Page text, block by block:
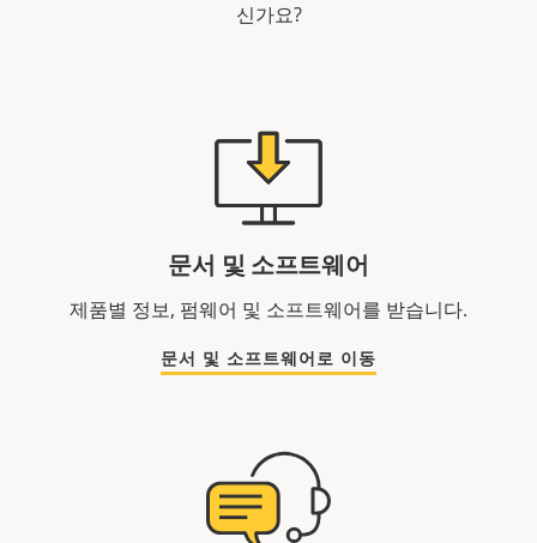
신가요?
문서 및 소프트웨어
제품별 정보, 펌웨어 및 소프트웨어를 받습니다.
문서 및 소프트웨어로 이동